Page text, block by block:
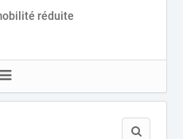
réduite